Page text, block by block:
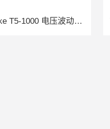
Fluke T5-1000 电压波动测试仪